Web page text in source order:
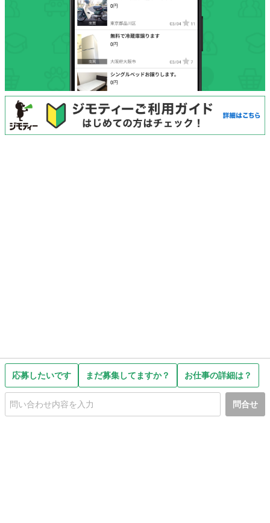
応募したいです まだ募集してますか？ お仕事の詳細は？
問合せ